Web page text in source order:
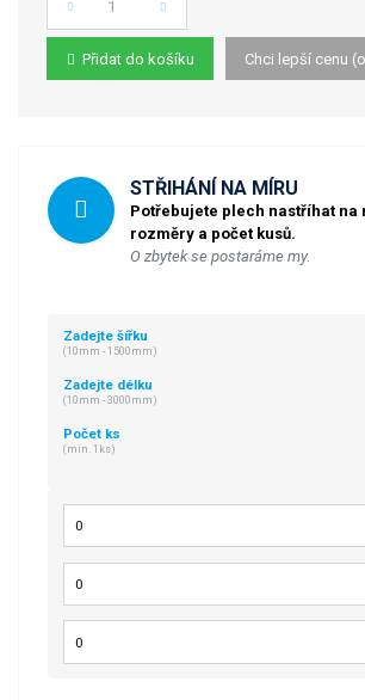
Počet
Přidat do košíku Chci lepší cenu
STŘIHÁNÍ NA MÍRU
Potřebujete plech nastříhat na
rozměry a počet kusů.
O zbytek se postaráme my.
Zadejte šířku
(10mm - 1500mm)
Zadejte délku
(10mm - 3000mm)
Počet ks
(min. 1ks)
Délka